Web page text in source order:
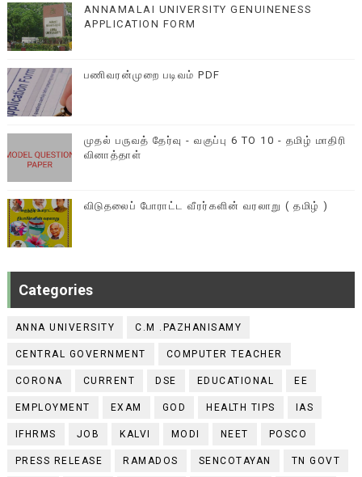
ANNAMALAI UNIVERSITY GENUINENESS
APPLICATION FORM
பணிவரன்முறை படிவம் PDF
முதல் பருவத் தேர்வு - வகுப்பு 6 TO 10 - தமிழ் மாதிரி
வினாத்தாள்
விடுதலைப் போராட்ட வீரர்களின் வரலாறு ( தமிழ் )
Categories
ANNA UNIVERSITY C.M .PAZHANISAMY
CENTRAL GOVERNMENT COMPUTER TEACHER
CORONA CURRENT DSE EDUCATIONAL EE
EMPLOYMENT EXAM GOD HEALTH TIPS IAS
IFHRMS JOB KALVI MODI NEET POSCO
PRESS RELEASE RAMADOS SENCOTAYAN TN GOVT